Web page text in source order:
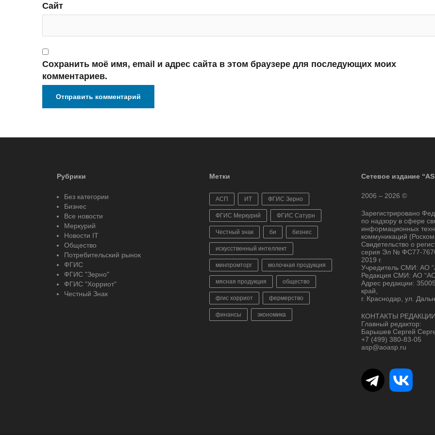
Сайт
Сохранить моё имя, email и адрес сайта в этом браузере для последующих моих
комментариев.
Рубрики
Без категории
Бизнес
Все новости
Меркурий
Новости IT
Общество
Потребительский рынок
ФГИС
ФГИС "Зерно"
ФГИС "Хорриот"
Честный Знак
Метки
АСП ИТ ФГИС Зерно
ФГИС Меркурий ФГИС Сатурн
Честный знак би бизнес
искусственный интеллект
минпромторг молочная продукция
мясная продукция общество
фгис хорриот фермерство
финансы экономика
Сетевое издание
2006 – 2026 ©
Зарегистрировано
по надзору в сфере
информационных
коммуникаций
Свидетельство о
серия Эл № ФС77-
2019 г.
Учредитель СМИ: АО
Редакция СМИ: АО
Адрес редакции:
край,
г. Краснодар, ул.
КОНТАКТЫ
Главный редактор:
Барышев Сергей
+7 (499) 380-83-05
asp@aoasp.ru